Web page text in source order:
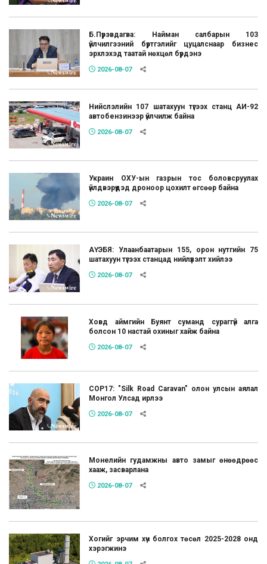
Б.Пүрэвдагва: Найман салбарын 103
үйлчилгээний бүртгэлийг цуцалснаар бизнес
эрхлэхэд таатай нөхцөл бүрдэнэ
2026-08-07
Нийслэлийн 107 шатахуун түгээх станц АИ-92
автобензинээр үйлчилж байна
2026-08-07
Украин ОХУ-ын газрын тос боловсруулах
үйлдвэрүүдэд дроноор цохилт өгсөөр байна
2026-08-07
АҮЭБЯ: Улаанбаатарын 155, орон нутгийн 75
шатахуун түгээх станцад нийлүүлэлт хийлээ
2026-08-07
Ховд аймгийн Буянт суманд сураггүй алга
болсон 10 настай охиныг хайж байна
2026-08-07
COP17: "Silk Road Caravan" олон улсын аялал
Монгол Улсад ирлээ
2026-08-07
Монелийн гудамжны авто замыг өнөөдрөөс
хааж, засварлана
2026-08-07
Хогийг эрчим хүч болгох төсөл 2025-2028 онд
хэрэгжинэ